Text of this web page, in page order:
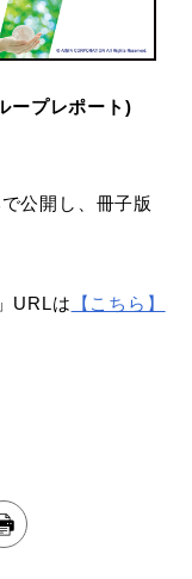
ープレポート)
公開し、冊子版
URLは 【こちら】